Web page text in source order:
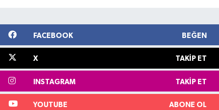
FACEBOOK BEĞEN
X TAKIP ET
INSTAGRAM TAKIP ET
YOUTUBE ABONE OL